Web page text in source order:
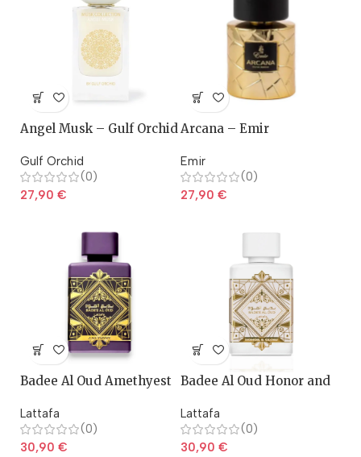
Angel Musk – Gulf Orchid
Gulf Orchid
(0)
27,90 €
Arcana – Emir
Emir
(0)
27,90 €
Badee Al Oud Amethyest
Lattafa
(0)
30,90 €
Badee Al Oud Honor and
Lattafa
(0)
30,90 €